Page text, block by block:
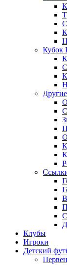
Кубок
Клубы
Игроки
Детский